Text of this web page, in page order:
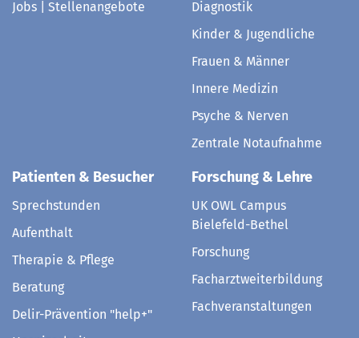
Jobs | Stellenangebote
Diagnostik
Kinder & Jugendliche
Frauen & Männer
Innere Medizin
Psyche & Nerven
Zentrale Notaufnahme
Patienten & Besucher
Sprechstunden
Aufenthalt
Therapie & Pflege
Beratung
Delir-Prävention "help+"
Forschung & Lehre
UK OWL Campus
Bielefeld-Bethel
Forschung
Facharztweiterbildung
Fachveranstaltungen